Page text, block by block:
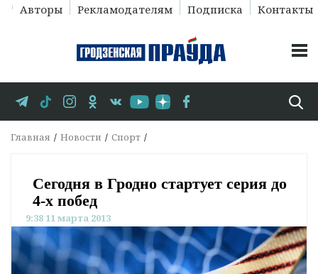
Авторы Рекламодателям Подписка Контакты
Главная Новости Спорт
Сегодня в Гродно стартует серия до
4-х побед
9:38 11 марта 2013